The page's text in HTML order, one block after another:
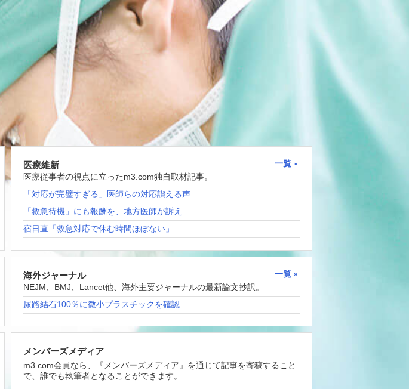
医療維新
一覧
医療従事者の視点に立ったm3.com独自取材記事。
「対応が完璧すぎる」医師らの対応讃える声
「救急待機」にも報酬を、地方医師が訴え
宿日直「救急対応で休む時間ほぼない」
海外ジャーナル
一覧
NEJM、BMJ、Lancet他、海外主要ジャーナルの最新論文抄訳。
尿路結石100％に微小プラスチックを確認
メンバーズメディア
m3.com会員なら、『メンバーズメディア』を通じて記事を寄稿すること
で、誰でも執筆者となることができます。